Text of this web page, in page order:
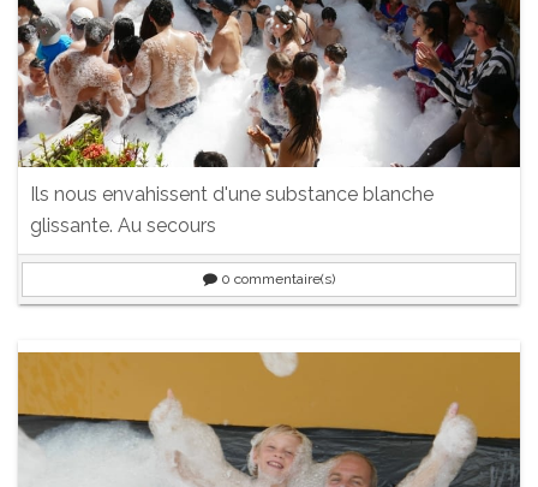
Ils nous envahissent d'une substance blanche
glissante. Au secours
0 commentaire(s)